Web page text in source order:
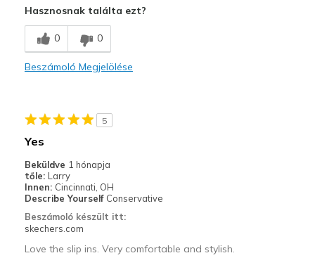
Comfortable
Stylish
View On Shoes
Shoes are for Wearing
Hasznosnak találta ezt?
0 0
Beszámoló Megjelölése
5
Yes
Beküldve 1 hónapja
tőle: Larry
Innen: Cincinnati, OH
Describe Yourself Conservative
Beszámoló készült itt:
skechers.com
Love the slip ins. Very comfortable and stylish.